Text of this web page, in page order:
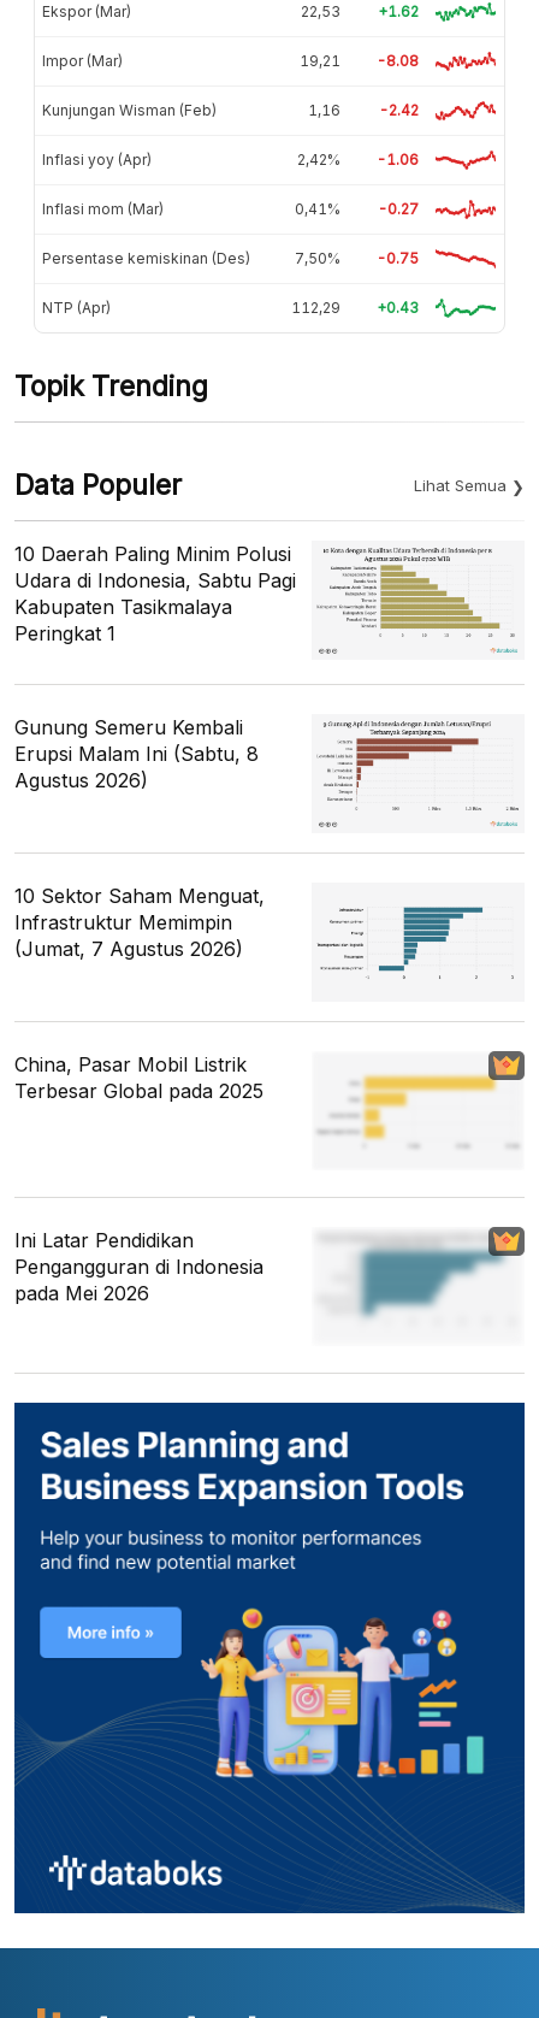
Ekspor (Mar) 22,53 +1.62
Impor (Mar) 19,21 -8.08
Kunjungan Wisman (Feb) 1,16 -2.42
Inflasi yoy (Apr) 2,42% -1.06
Inflasi mom (Mar) 0,41% -0.27
Persentase kemiskinan (Des) 7,50% -0.75
NTP (Apr) 112,29 +0.43
Topik Trending
Data Populer Lihat Semua
10 Daerah Paling Minim Polusi
Udara di Indonesia, Sabtu Pagi
Kabupaten Tasikmalaya
Peringkat 1
Gunung Semeru Kembali
Erupsi Malam Ini (Sabtu, 8
Agustus 2026)
10 Sektor Saham Menguat,
Infrastruktur Memimpin
(Jumat, 7 Agustus 2026)
China, Pasar Mobil Listrik
Terbesar Global pada 2025
Ini Latar Pendidikan
Pengangguran di Indonesia
pada Mei 2026